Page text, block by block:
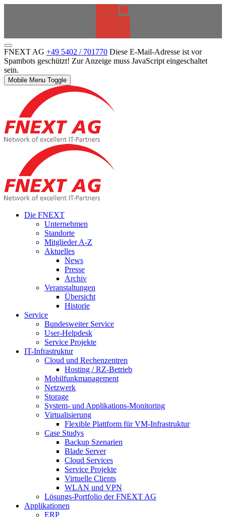
FNEXT AG +49 5402 / 701770 Diese E-Mail-Adresse ist vor
Spambots geschützt! Zur Anzeige muss JavaScript eingeschaltet
sein.
Mobile Menu Toggle
Die FNEXT
Unternehmen
Standorte
Mitglieder A-Z
Aktuelles
News
Presse
Archiv
Veranstaltungen
Übersicht
Historie
Service
Bundesweiter Service
User-Helpdesk
Service Projekte
IT-Infrastruktur
Cloud und Rechenzentren
Hosting / RZ-Betrieb
Mobilfunkmanagement
Netzwerk
Storage
System- und Applikations-Monitoring
Virtualisierung
Flexible Plattform für VM-Infrastruktur
Case Studys
Backup Szenarien
Blade Server
Cloud Services
Service Projekte
Virtuelle Clients
WLAN und VPN
Lösungs-Portfolio der FNEXT AG
Applikationen
ERP